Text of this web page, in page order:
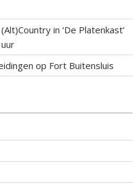
in ‘De Platenkast’
op Fort Buitensluis